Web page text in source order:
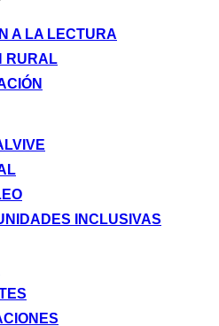
A LA LECTURA
RURAL
INCLUSIVAS